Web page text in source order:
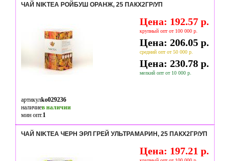
ЧАЙ NIKTEA РОЙБУШ ОРАНЖ, 25 ПАКX2ГР/УП
Цена: 192.57 р.
крупный опт от 100 000 р.
Цена: 206.05 р.
средний опт от 50 000 р.
Цена: 230.78 р.
мелкий опт от 10 000 р.
артикулko029236
наличиев наличии
мин опт.1
ЧАЙ NIKTEA ЧЕРН ЭРЛ ГРЕЙ УЛЬТРАМАРИН, 25 ПАКX2ГР/УП
Цена: 197.21 р.